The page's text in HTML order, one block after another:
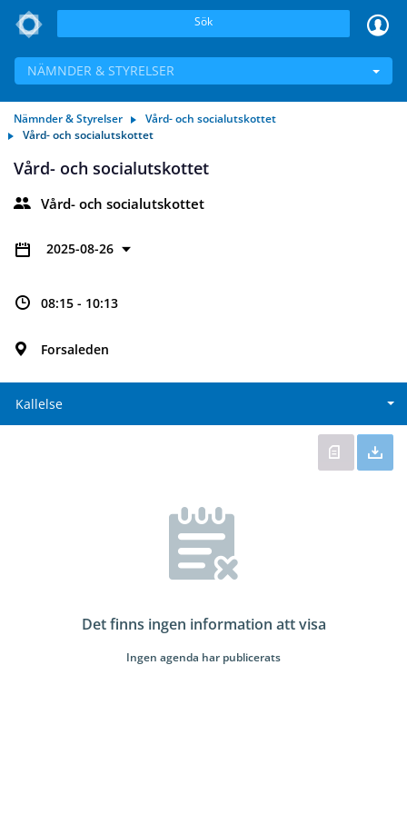
Sök
NÄMNDER & STYRELSER
Nämnder & Styrelser
Vård- och socialutskottet
Vård- och socialutskottet
Vård- och socialutskottet
Vård- och socialutskottet
2025-08-26
08:15 - 10:13
Forsaleden
Kallelse
Det finns ingen information att visa
Ingen agenda har publicerats